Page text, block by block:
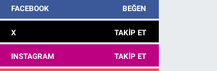
FACEBOOK BEĞEN
X TAKIP ET
INSTAGRAM TAKIP ET